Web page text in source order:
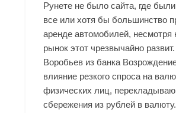
Рунете не было сайта, где
все или хотя бы большинство
аренде автомобилей, несмотря
рынок этот чрезвычайно
Воробьев из банка
влияние резкого спроса на
физических лиц,
сбережения из рублей в валюту.